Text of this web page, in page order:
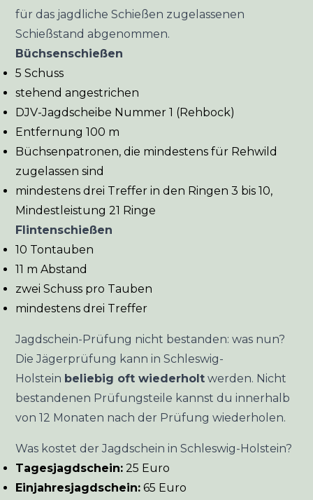
für das jagdliche Schießen zugelassenen
Schießstand abgenommen.
Büchsenschießen
5 Schuss
stehend angestrichen
DJV-Jagdscheibe Nummer 1 (Rehbock)
Entfernung 100 m
Büchsenpatronen, die mindestens für Rehwild
zugelassen sind
mindestens drei Treffer in den Ringen 3 bis 10,
Mindestleistung 21 Ringe
Flintenschießen
10 Tontauben
11 m Abstand
zwei Schuss pro Tauben
mindestens drei Treffer
Jagdschein-Prüfung nicht bestanden: was nun?
Die Jägerprüfung kann in Schleswig-
Holstein beliebig oft wiederholt werden. Nicht
bestandenen Prüfungsteile kannst du innerhalb
von 12 Monaten nach der Prüfung wiederholen.
Was kostet der Jagdschein in Schleswig-Holstein?
Tagesjagdschein: 25 Euro
Einjahresjagdschein: 65 Euro